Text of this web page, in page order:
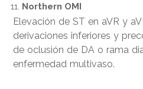
Northern OMI
Elevación de ST en aVR y
derivaciones inferiores y
de oclusión de DA o rama
enfermedad multivaso.